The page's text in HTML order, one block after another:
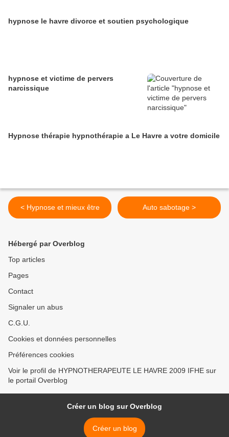
hypnose le havre divorce et soutien psychologique
hypnose et victime de pervers
narcissique
Hypnose thérapie hypnothérapie a Le Havre a votre domicile
< Hypnose et mieux être Auto sabotage >
Hébergé par Overblog
Top articles
Pages
Contact
Signaler un abus
C.G.U.
Cookies et données personnelles
Préférences cookies
Voir le profil de HYPNOTHERAPEUTE LE HAVRE 2009 IFHE sur
le portail Overblog
Créer un blog sur Overblog
Créer un blog